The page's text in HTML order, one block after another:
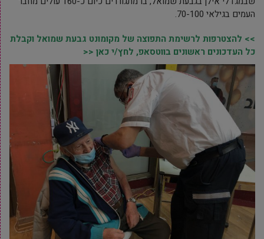
העמים בגילאי 70-100.
>> להצטרפות לרשימת התפוצה של מקומונט גבעת שמואל וקבלת
כל העדכונים ראשונים בווטסאפ, לחץ/י כאן <<